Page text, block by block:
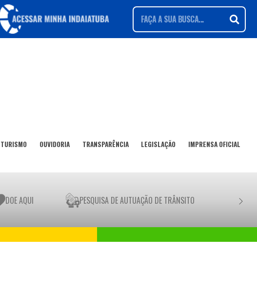
TURISMO OUVIDORIA TRANSPARÊNCIA LEGISLAÇÃO IMPRENSA OFICIAL
DOE AQUI PESQUISA DE AUTUAÇÃO DE TRÂNSITO